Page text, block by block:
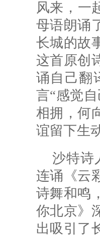
风来，一
母语朗诵
长城的故
这首原创
诵自己翻
言“感觉
相拥，何
谊留下生
沙特诗
连诵《云
诗舞和鸣
你北京》
出吸引了